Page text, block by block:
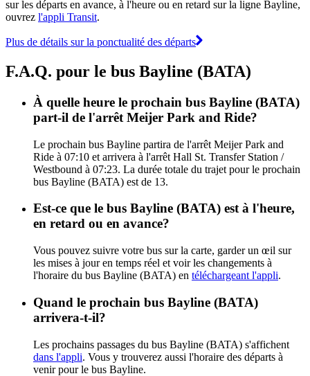
sur les départs en avance, à l'heure ou en retard sur la ligne Bayline,
ouvrez l'appli Transit.
Plus de détails sur la ponctualité des départs
F.A.Q. pour le bus Bayline (BATA)
À quelle heure le prochain bus Bayline (BATA)
part-il de l'arrêt Meijer Park and Ride?
Le prochain bus Bayline partira de l'arrêt Meijer Park and
Ride à 07:10 et arrivera à l'arrêt Hall St. Transfer Station /
Westbound à 07:23. La durée totale du trajet pour le prochain
bus Bayline (BATA) est de 13.
Est-ce que le bus Bayline (BATA) est à l'heure,
en retard ou en avance?
Vous pouvez suivre votre bus sur la carte, garder un œil sur
les mises à jour en temps réel et voir les changements à
l'horaire du bus Bayline (BATA) en téléchargeant l'appli.
Quand le prochain bus Bayline (BATA)
arrivera-t-il?
Les prochains passages du bus Bayline (BATA) s'affichent
dans l'appli. Vous y trouverez aussi l'horaire des départs à
venir pour le bus Bayline.